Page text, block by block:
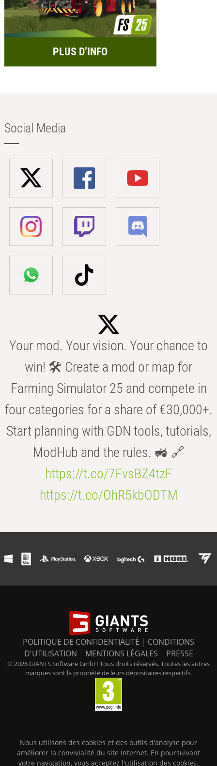
PLUS D’INFO
Social Media
Your mod. Your vision. Your chance to
win! 🛠️ Create a mod or map for
Farming Simulator 25 and compete in
four categories for a share of €30,000+.
Start planning with GDN tools, tutorials,
ModHub and the rules. 🚜 🔗
https://t.co/7FvsBZ4tzF
https://t.co/OhR5kbODTM
POLITIQUE DE CONFIDENTIALITÉ | CONDITIONS
D'UTILISATION | MENTIONS LÉGALES | PRESSE
© 2026 GIANTS Software GmbH Tous droits réservés. Toutes les autres
marques sont la propriété de leurs dépositaires respectifs.
Nous utilisons des cookies et des outils d'analyse pour
améliorer la convivialité du site Internet. En poursuivant
votre navigation, vous acceptez l'utilisation des cookies.